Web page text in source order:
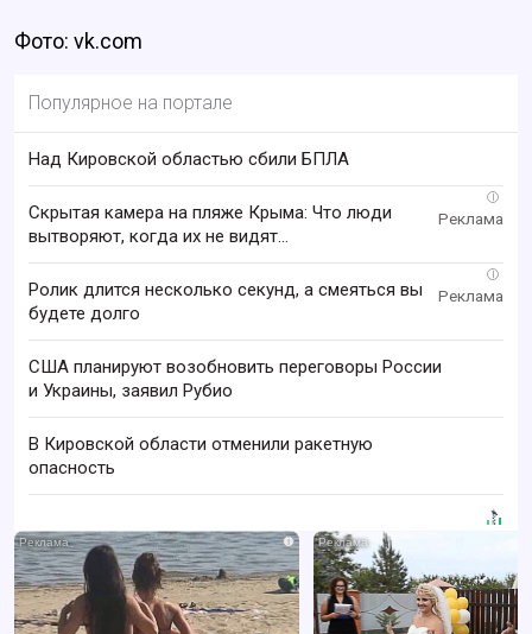
Фото: vk.com
Популярное на портале
Над Кировской областью сбили БПЛА
i
Скрытая камера на пляже Крыма: Что люди
вытворяют, когда их не видят...
i
Ролик длится несколько секунд, а смеяться вы
будете долго
США планируют возобновить переговоры России
и Украины, заявил Рубио
В Кировской области отменили ракетную
опасность
i